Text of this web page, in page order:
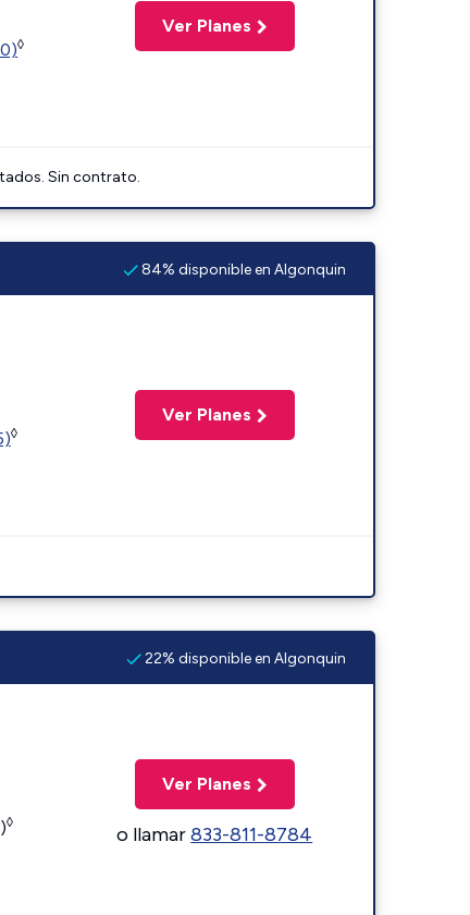
◊
Ver Planes
Sin contrato.
84% disponible en Algonquin
◊
Ver Planes
22% disponible en Algonquin
◊
Ver Planes
o llamar833-811-8784